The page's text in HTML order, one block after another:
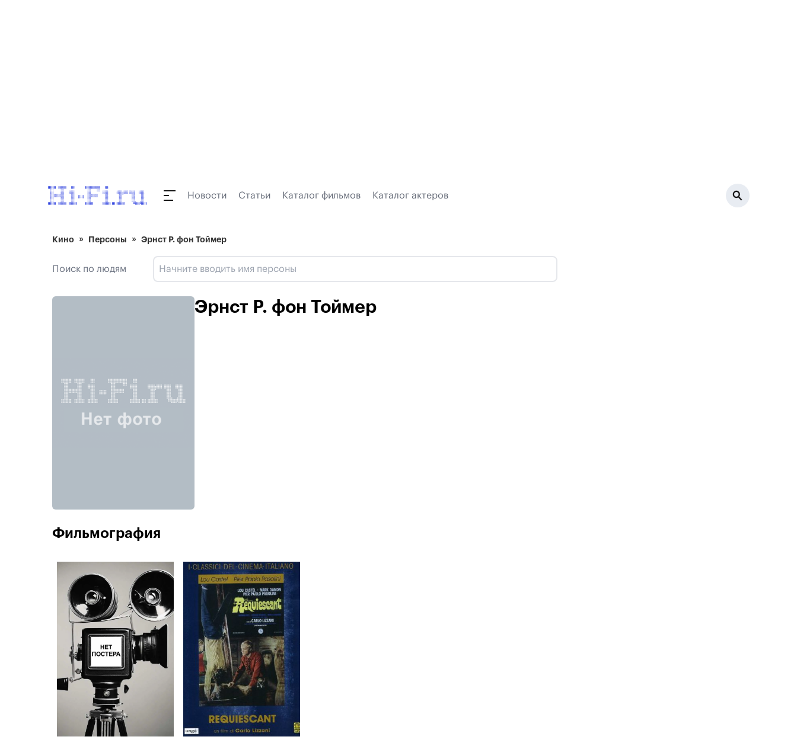
Новости Статьи Каталог фильмов Каталог актеров
Кино Персоны Эрнст Р. фон Тоймер
Поиск по людям
Эрнст Р. фон Тоймер
Фильмография